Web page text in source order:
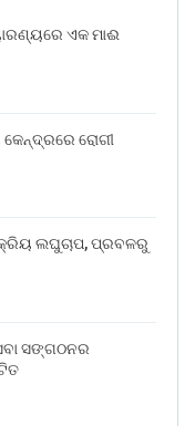
ଏକ ମାଈ
ରୋଗୀ
ଲଘୁଚାପ, ପ୍ରବଳରୁ
ସଙ୍ଗଠନର